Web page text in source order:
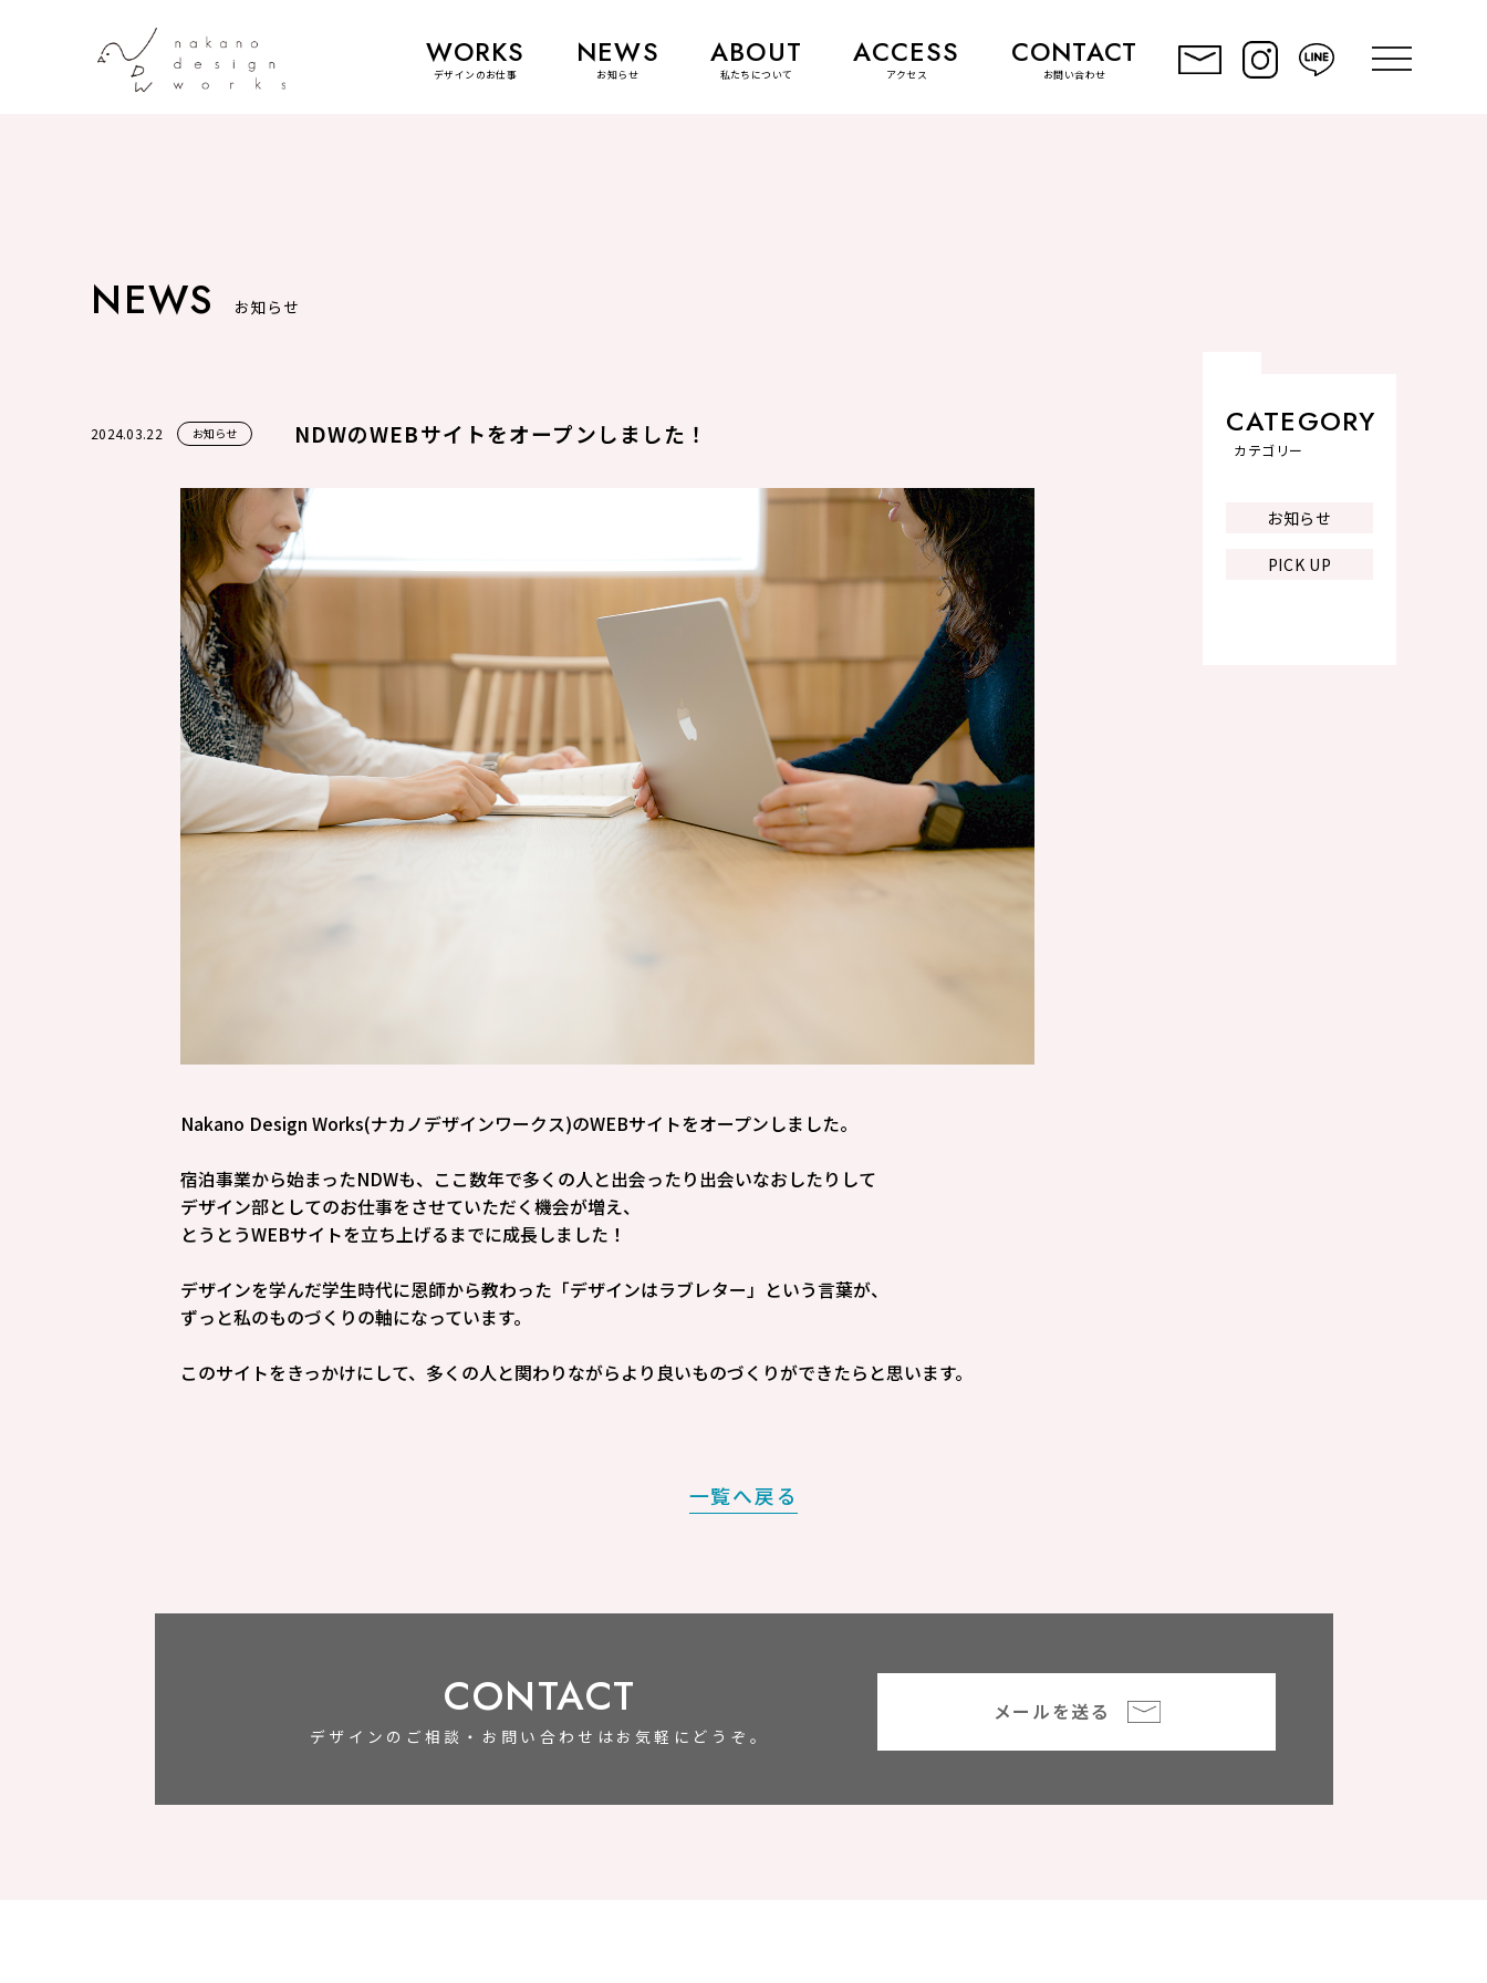
WORKS
デザインのお仕事
NEWS
お知らせ
ABOUT
私たちについて
ACCESS
アクセス
CONTACT
お問い合わせ
toggle
navigation
NEWS お知らせ
2024.03.22 お知らせ NDWのWEBサイトをオープンしました！
Nakano Design Works(ナカノデザインワークス)のWEBサイトをオープンしました。
宿泊事業から始まったNDWも、ここ数年で多くの人と出会ったり出会いなおしたりして
デザイン部としてのお仕事をさせていただく機会が増え、
とうとうWEBサイトを立ち上げるまでに成長しました！
デザインを学んだ学生時代に恩師から教わった「デザインはラブレター」という言葉が、
ずっと私のものづくりの軸になっています。
このサイトをきっかけにして、多くの人と関わりながらより良いものづくりができたらと思います。
CATEGORY
カテゴリー
お知らせ
PICK UP
一覧へ戻る
CONTACT
デザインのご相談・お問い合わせはお気軽にどうぞ。
メールを送る